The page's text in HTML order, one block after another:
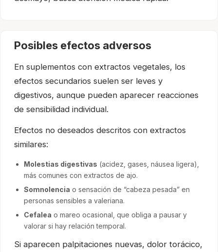
Posibles efectos adversos
En suplementos con extractos vegetales, los
efectos secundarios suelen ser leves y
digestivos, aunque pueden aparecer reacciones
de sensibilidad individual.
Efectos no deseados descritos con extractos
similares:
Molestias digestivas (acidez, gases, náusea ligera),
más comunes con extractos de ajo.
Somnolencia o sensación de “cabeza pesada” en
personas sensibles a valeriana.
Cefalea o mareo ocasional, que obliga a pausar y
valorar si hay relación temporal.
Si aparecen palpitaciones nuevas, dolor torácico,